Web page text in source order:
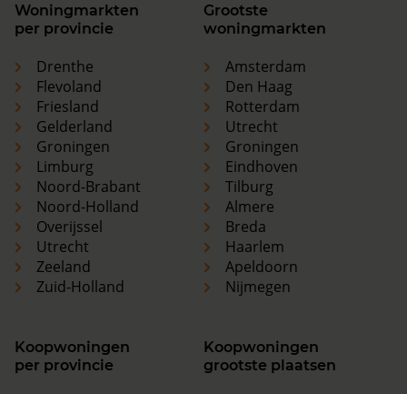
Woningmarkten
per provincie
Drenthe
Flevoland
Friesland
Gelderland
Groningen
Limburg
Noord-Brabant
Noord-Holland
Overijssel
Utrecht
Zeeland
Zuid-Holland
Grootste
woningmarkten
Amsterdam
Den Haag
Rotterdam
Utrecht
Groningen
Eindhoven
Tilburg
Almere
Breda
Haarlem
Apeldoorn
Nijmegen
Koopwoningen
per provincie
Koopwoningen
grootste plaatsen